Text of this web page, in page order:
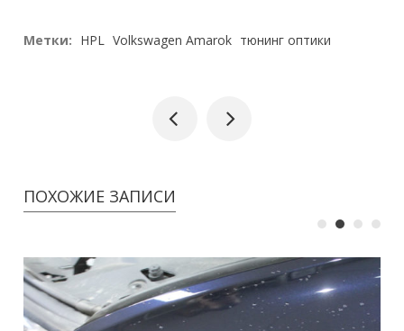
Метки: HPL Volkswagen Amarok тюнинг оптики
ПОХОЖИЕ ЗАПИСИ